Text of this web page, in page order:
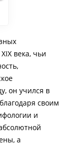
века, чьи
он учился в
своим
и
а